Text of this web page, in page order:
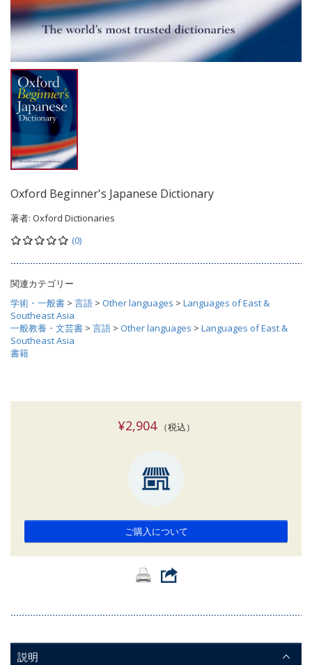
Oxford Beginner's Japanese Dictionary
著者: Oxford Dictionaries
(0)
関連カテゴリー
学術・一般書 > 言語 > Other languages > Languages of East &
Southeast Asia
一般教養・文芸書 > 言語 > Other languages > Languages of East &
Southeast Asia
書籍
¥2,904（税込）
ご購入について
説明